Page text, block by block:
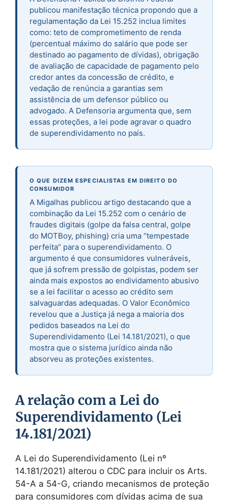
publicou manifestação técnica propondo que a
regulamentação da Lei 15.252 inclua limites
como: teto de comprometimento de renda
(percentual máximo do salário que pode ser
destinado ao pagamento de dívidas), obrigação
de avaliação de capacidade de pagamento pelo
credor antes da concessão de crédito, e
vedação de renúncia a garantias sem
assistência de um defensor público ou
advogado. A Defensoria argumenta que, sem
essas proteções, a lei pode agravar o quadro
de superendividamento no país.
O QUE DIZEM ESPECIALISTAS EM DIREITO DO
CONSUMIDOR
A Migalhas publicou artigo destacando que a
combinação da Lei 15.252 com o cenário de
fraudes digitais (golpe da falsa central, golpe
do MOTBoy, phishing) cria uma “tempestade
perfeita” para o superendividamento. O
argumento é que consumidores vulneráveis,
que já sofrem pressão de golpistas, podem ser
ainda mais expostos ao endividamento abusivo
se a lei facilitar o acesso ao crédito sem
salvaguardas adequadas. O Valor Econômico
revelou que a Justiça já nega a maioria dos
pedidos baseados na Lei do
Superendividamento (Lei 14.181/2021), o que
mostra que o sistema jurídico ainda não
absorveu as proteções existentes.
A relação com a Lei do
Superendividamento (Lei
14.181/2021)
A Lei do Superendividamento (Lei nº
14.181/2021) alterou o CDC para incluir os Arts.
54-A a 54-G, criando mecanismos de proteção
para consumidores com dívidas acima de sua